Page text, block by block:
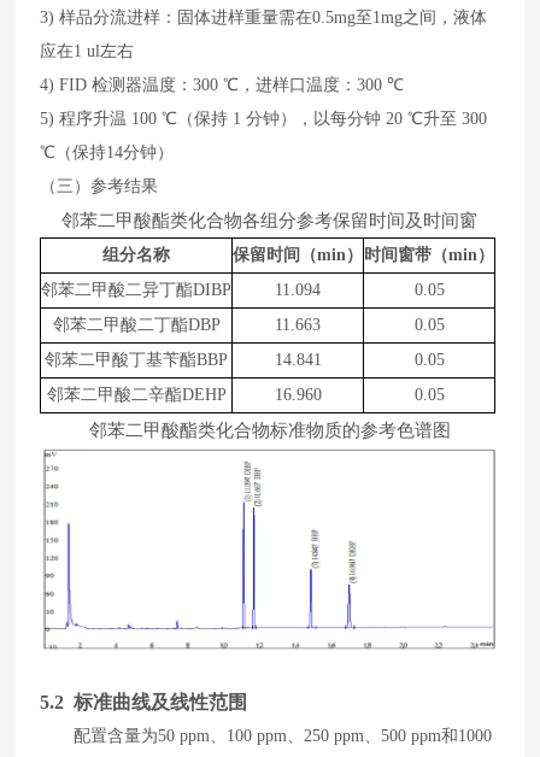
3)样品分流进样： 固体进样重量需在0 .5mg至1mg之间，液体
应在1 ul左右
4)FID检测器温度：300℃，进样口温度：300℃
5)程序升温 100℃（保持 1分钟），以每分钟 20℃升至300
℃（保持14分钟）
（三）参考结果
邻苯二甲酸酯类化合物各组分参考保留时间及时间窗
组分名称 保留时间（min） 时间窗带（min ）
邻苯二甲酸二异丁酯DIBP 11.094
0.05
邻苯二甲酸二丁酯DBP 11.663
0.05
邻苯二甲酸丁基苄酯BBP 14. 841
0.05
邻苯二甲酸二辛酯DEHP 16. 960 0.05
邻苯二甲酸酯类化合物标准物质的参考色谱图
5.2 标准曲线及线性范围
配置含量为50 ppm、 100 ppm、250 ppm、500 ppm和 1000